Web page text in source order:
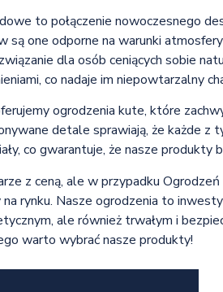
to połączenie nowoczesnego
są one odporne na warunki
dla osób ceniących sobie
co nadaje im niepowtarzalny
ogrodzenia kute, które
detale sprawiają, że każde z
co gwarantuje, że nasze
z ceną, ale w przypadku
rynku. Nasze ogrodzenia to
ale również trwałym i
warto wybrać nasze produkty!